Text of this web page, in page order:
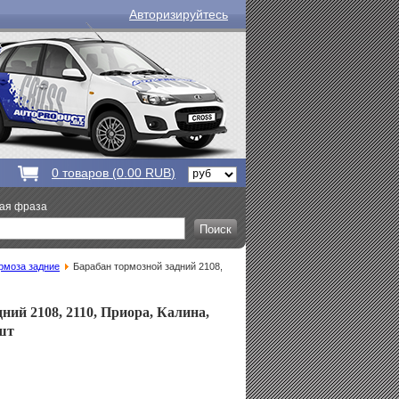
Авторизируйтесь
0 товаров (0.00 RUB)
фраза
задние Барабан тормозной задний 2108,
2108, 2110, Приора, Калина,